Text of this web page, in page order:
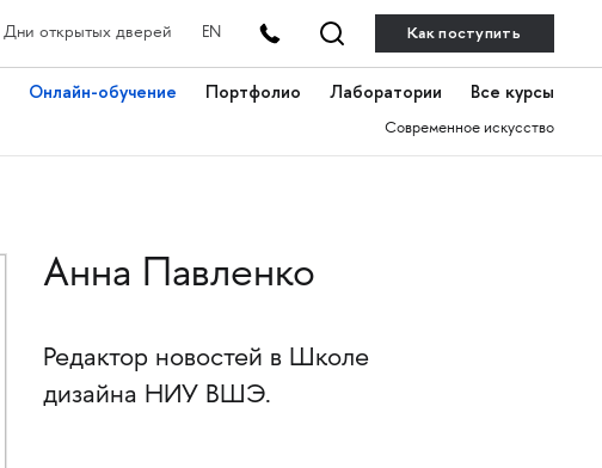
Дни открытых дверей EN Как поступить
Онлайн-обучение Портфолио Лаборатории Все курсы
Современное искусство
Анна Павленко
Редактор новостей в Школе
дизайна НИУ ВШЭ.